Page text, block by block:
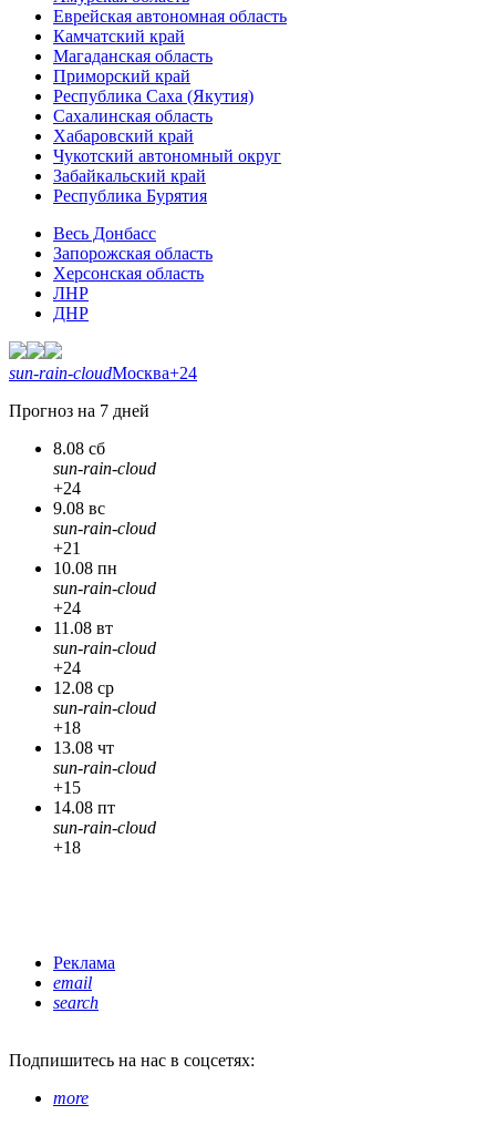
Еврейская автономная область
Камчатский край
Магаданская область
Приморский край
Республика Саха (Якутия)
Сахалинская область
Хабаровский край
Чукотский автономный округ
Забайкальский край
Республика Бурятия
Весь Донбасс
Запорожская область
Херсонская область
ЛНР
ДНР
sun-rain-cloudМосква+24
Прогноз на 7 дней
8.08 сб
sun-rain-cloud
+24
9.08 вс
sun-rain-cloud
+21
10.08 пн
sun-rain-cloud
+24
11.08 вт
sun-rain-cloud
+24
12.08 ср
sun-rain-cloud
+18
13.08 чт
sun-rain-cloud
+15
14.08 пт
sun-rain-cloud
+18
Реклама
email
search
Подпишитесь на нас в соцсетях:
more